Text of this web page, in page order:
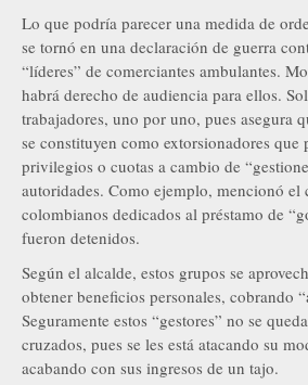
Lo que podría parecer una medida de
se tornó en una declaración de guerra
“líderes” de comerciantes ambulantes.
habrá derecho de audiencia para ellos.
trabajadores, uno por uno, pues asegura
se constituyen como extorsionadores que
privilegios o cuotas a cambio de
autoridades. Como ejemplo, mencionó el
colombianos dedicados al préstamo de
fueron detenidos.
Según el alcalde, estos grupos se
obtener beneficios personales, cobrando
Seguramente estos “gestores” no se
cruzados, pues se les está atacando su
acabando con sus ingresos de un tajo.